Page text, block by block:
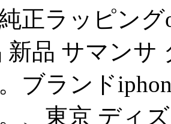
正ラッピン
新品 サマン
ブランド
、東京 ディ